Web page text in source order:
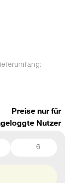
Preise nur für
Nutzer
6